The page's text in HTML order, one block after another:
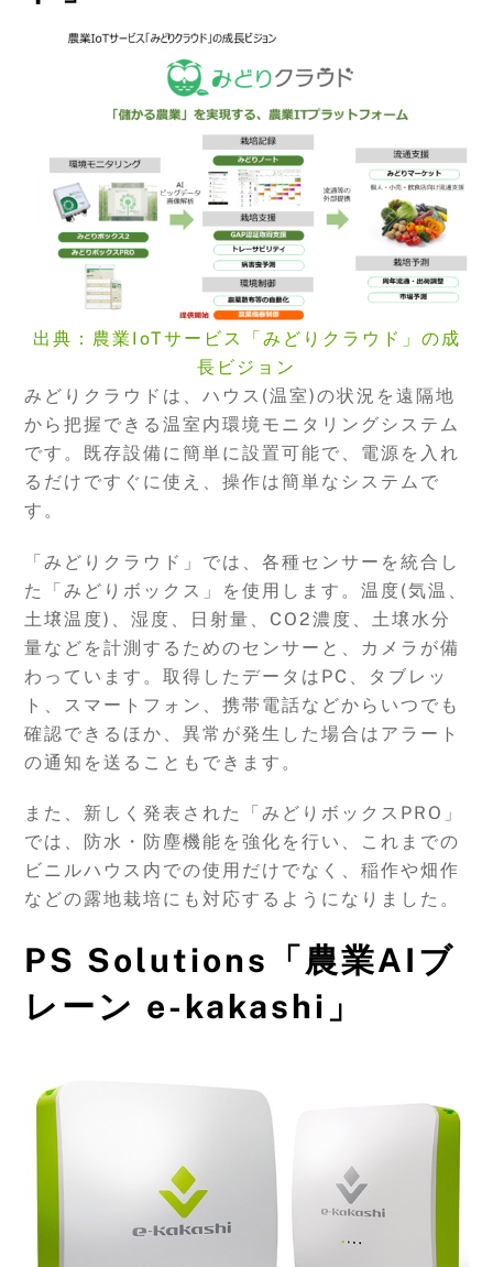
出典：農業IoTサービス「みどりクラウド」の成
長ビジョン
みどりクラウドは、ハウス(温室)の状況を遠隔地
から把握できる温室内環境モニタリングシステム
です。既存設備に簡単に設置可能で、電源を入れ
るだけですぐに使え、操作は簡単なシステムで
す。
「みどりクラウド」では、各種センサーを統合し
た「みどりボックス」を使用します。温度(気温、
土壌温度)、湿度、日射量、CO2濃度、土壌水分
量などを計測するためのセンサーと、カメラが備
わっています。取得したデータはPC、タブレッ
ト、スマートフォン、携帯電話などからいつでも
確認できるほか、異常が発生した場合はアラート
の通知を送ることもできます。
また、新しく発表された「みどりボックスPRO」
では、防水・防塵機能を強化を行い、これまでの
ビニルハウス内での使用だけでなく、稲作や畑作
などの露地栽培にも対応するようになりました。
PS Solutions「農業AIブ
レーン e-kakashi」